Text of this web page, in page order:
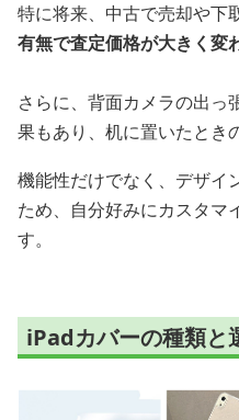
特に将来、中古で売却や下
有無で査定価格が大きく変
さらに、背面カメラの出っ
果もあり、机に置いたとき
機能性だけでなく、デザイ
ため、自分好みにカスタマ
す。
iPadカバーの種類と